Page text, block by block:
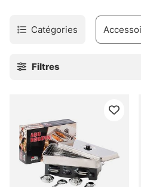
que vous êtes sur l'eau !
vous recommandons
Catégories
Filtres